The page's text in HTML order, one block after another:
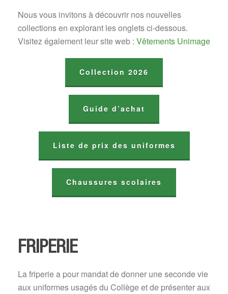
Nous vous invitons à découvrir nos nouvelles
collections en explorant les onglets ci-dessous.
Visitez également leur site web : Vêtements Unimage
Collection 2026
Guide d’achat
Liste de prix des uniformes
Chaussures scolaires
FRIPERIE
La friperie a pour mandat de donner une seconde vie
aux uniformes usagés du Collège et de présenter aux